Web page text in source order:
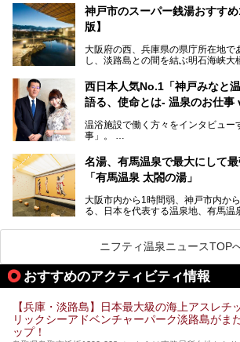
られています。鉄道の駅から温泉街
ちょうどよい規模で、日帰りでの
の観光スポットをピックアップ。温
盛り込んだ日帰り観光モデルコース
神戸市のスーパー銭湯おすす
版】
大阪府の西、兵庫県の県庁所在地で
し、淡路島との間を結ぶ明石海峡大
華街をはじめ、きらびやかに発展し
人気観光スポットもめじろ押しです
そして、温泉好きの視点から見ると
湯です。そのお湯をリーズナブルに
スーパー銭湯があったら……。今回
きます！
西日本人気No.1「神戸みなと
語る、使命とは- 温泉のお仕事
温浴施設で働く方々をインタビュー
事」。
ング西日本1位、2年連続「ベスト
「神戸みなと温泉 蓮」の魅力に迫り
名湯、有馬温泉で最大にして
「有馬温泉 太閤の湯」
大阪市内から1時間弱、神戸市内か
る、日本を代表する温泉地、有馬温
有名な「金泉」と「銀泉」に加え、
める、ある意味「最強」ともいえる
今回は自慢のお湯をメインにその魅
ニフティ温泉ニュースTOP
おすすめのアクティビティ情報
【兵庫・淡路島】日本最大級の海上アスレチ
リックシーアドベンチャーパーク淡路島がま
ップ！